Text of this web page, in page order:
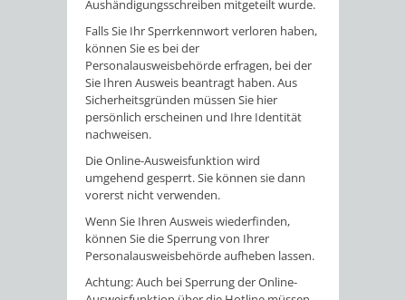
Aushändigungsschreiben mitgeteilt wurde.
Falls Sie Ihr Sperrkennwort verloren haben,
können Sie es bei der
Personalausweisbehörde erfragen, bei der
Sie Ihren Ausweis beantragt haben. Aus
Sicherheitsgründen müssen Sie hier
persönlich erscheinen und Ihre Identität
nachweisen.
Die Online-Ausweisfunktion wird
umgehend gesperrt. Sie können sie dann
vorerst nicht verwenden.
Wenn Sie Ihren Ausweis wiederfinden,
können Sie die Sperrung von Ihrer
Personalausweisbehörde aufheben lassen.
Achtung: Auch bei Sperrung der Online-